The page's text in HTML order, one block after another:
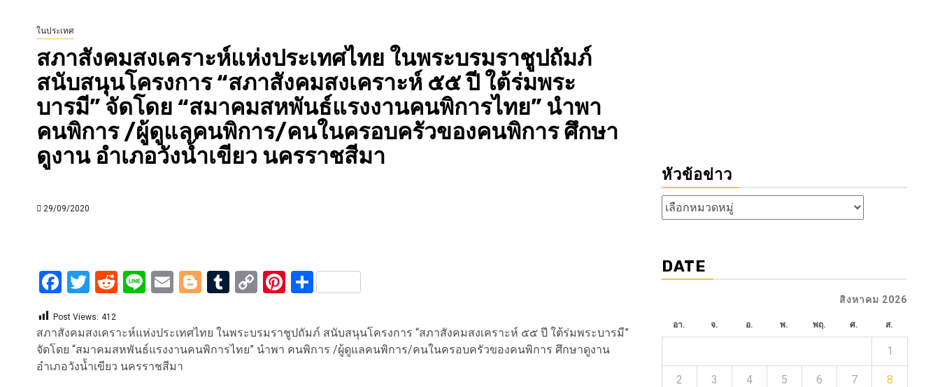
ในประเทศ
สภาสังคมสงเคราะห์แห่งประเทศไทย ในพระบรมราชูปถัมภ์
สนับสนุนโครงการ “สภาสังคมสงเคราะห์ ๕๕ ปี ใต้ร่มพระ
บารมี” จัดโดย “สมาคมสหพันธ์แรงงานคนพิการไทย” นำพา
คนพิการ /ผู้ดูแลคนพิการ/คนในครอบครัวของคนพิการ ศึกษา
ดูงาน อำเภอวังน้ำเขียว นครราชสีมา
29/09/2020
Facebook
Twitter
Reddit
LineEmailBlogger
Tumblr
CopyPinterest
Share
Post Views: 412
สภาสังคมสงเคราะห์แห่งประเทศไทย ในพระบรมราชูปถัมภ์ สนับสนุนโครงการ “สภาสังคมสงเคราะห์ ๕๕ ปี ใต้ร่มพระบารมี”
จัดโดย “สมาคมสหพันธ์แรงงานคนพิการไทย” นำพา คนพิการ /ผู้ดูแลคนพิการ/คนในครอบครัวของคนพิการ ศึกษาดูงาน
อำเภอวังน้ำเขียว นครราชสีมา
หัวข้อข่าว
หัวข้อ
ข่าว
DATE
สิงหาคม 2026
อา. จ. อ. พ. พฤ. ศ. ส.
1
2 3 4 5 6 7 8